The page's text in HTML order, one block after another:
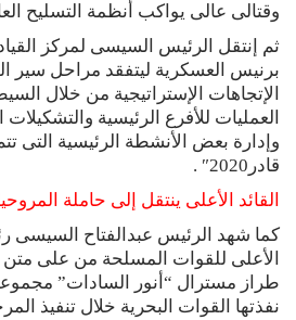
وقتالى عالى يواكب أنظمة التسليح
ثم إنتقل الرئيس السيسى لمركز
برنيس العسكرية ليتفقد مراحل سير
الإتجاهات الإستراتيجية من خلال
العمليات للأفرع الرئيسية والتشكيلات
وإدارة بعض الأنشطة الرئيسية التى
قادر2020″ .
القائد الأعلى ينتقل إلى حاملة
كما شهد الرئيس عبدالفتاح السيسى
الأعلى للقوات المسلحة من على
طراز مسترال “أنور السادات”
نفذتها القوات البحرية خلال تنفيذ